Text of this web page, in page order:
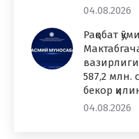
04.08.2026
Рақобат
587,2 млн.
бекор
04.08.2026